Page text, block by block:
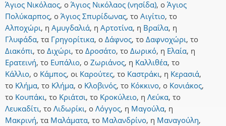
Άγιος Νικόλαος, ο Άγιος Νικόλαος (νησίδα), ο Άγιος
Πολύκαρπος, ο Άγιος Σπυρίδωνας, το Αιγίτιο, το
Αλποχώρι, η Αμυγδαλιά, η Αρτοτίνα, η Βραΐλα, η
Γλυφάδα, τα Γρηγορίτικα, ο Δάφνος, το Δαφνοχώρι, το
Διακόπι, το Διχώρι, το Δροσάτο, το Δωρικό, η Ελαία, η
Ερατεινή, το Ευπάλιο, ο Ζωριάνος, η Καλλιθέα, το
Κάλλιο, ο Κάμπος, οι Καρούτες, το Καστράκι, η Κερασιά,
το Κλήμα, το Κλήμα, ο Κλοβινός, το Κόκκινο, ο Κονιάκος,
το Κουπάκι, το Κριάτσι, το Κροκύλειο, η Λεύκα, το
Λευκαδίτι, το Λιδωρίκι, ο Λόγγος, η Μαγούλα, η
Μακρινή, τα Μαλάματα, το Μαλανδρίνο, η Μαναγούλη,